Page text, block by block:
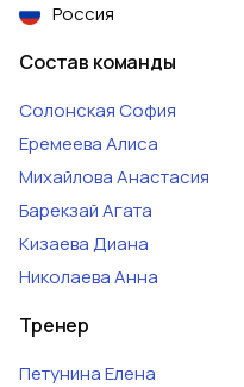
Россия
Состав команды
СолонскаяСофия
ЕремееваАлиса
МихайловаАнастасия
БарекзайАгата
КизаеваДиана
НиколаеваАнна
Тренер
ПетунинаЕлена